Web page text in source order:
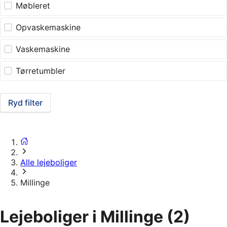
Møbleret
Opvaskemaskine
Vaskemaskine
Tørretumbler
Ryd filter
Alle lejeboliger
Millinge
Lejeboliger i Millinge (2)